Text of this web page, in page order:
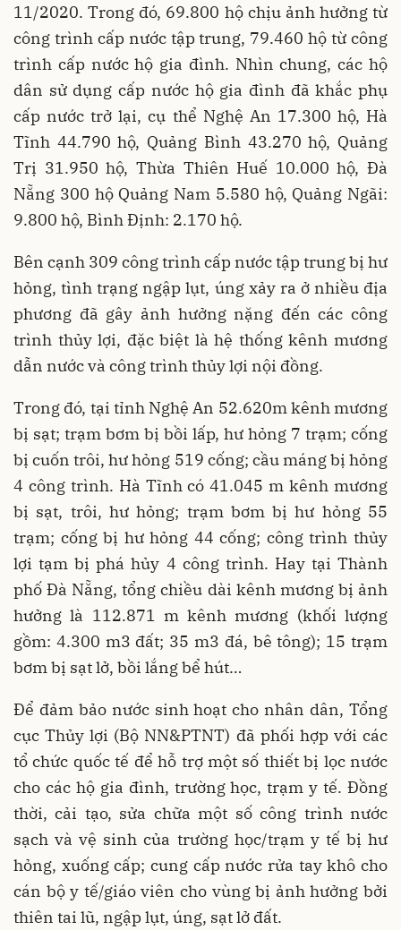
11/2020. Trong đó, 69.800 hộ chịu ảnh hưởng từ
công trình cấp nước tập trung, 79.460 hộ từ công
trình cấp nước hộ gia đình. Nhìn chung, các hộ
dân sử dụng cấp nước hộ gia đình đã khắc phụ
cấp nước trở lại, cụ thể Nghệ An 17.300 hộ, Hà
Tĩnh 44.790 hộ, Quảng Bình 43.270 hộ, Quảng
Trị 31.950 hộ, Thừa Thiên Huế 10.000 hộ, Đà
Nẵng 300 hộ Quảng Nam 5.580 hộ, Quảng Ngãi:
9.800 hộ, Bình Định: 2.170 hộ.
Bên cạnh 309 công trình cấp nước tập trung bị hư
hỏng, tình trạng ngập lụt, úng xảy ra ở nhiều địa
phương đã gây ảnh hưởng nặng đến các công
trình thủy lợi, đặc biệt là hệ thống kênh mương
dẫn nước và công trình thủy lợi nội đồng.
Trong đó, tại tỉnh Nghệ An 52.620m kênh mương
bị sạt; trạm bơm bị bồi lấp, hư hỏng 7 trạm; cống
bị cuốn trôi, hư hỏng 519 cống; cầu máng bị hỏng
4 công trình. Hà Tĩnh có 41.045 m kênh mương
bị sạt, trôi, hư hỏng; trạm bơm bị hư hỏng 55
trạm; cống bị hư hỏng 44 cống; công trình thủy
lợi tạm bị phá hủy 4 công trình. Hay tại Thành
phố Đà Nẵng, tổng chiều dài kênh mương bị ảnh
hưởng là 112.871 m kênh mương (khối lượng
gồm: 4.300 m3 đất; 35 m3 đá, bê tông); 15 trạm
bơm bị sạt lở, bồi lắng bể hút…
Để đảm bảo nước sinh hoạt cho nhân dân, Tổng
cục Thủy lợi (Bộ NN&PTNT) đã phối hợp với các
tổ chức quốc tế để hỗ trợ một số thiết bị lọc nước
cho các hộ gia đình, trường học, trạm y tế. Đồng
thời, cải tạo, sửa chữa một số công trình nước
sạch và vệ sinh của trường học/trạm y tế bị hư
hỏng, xuống cấp; cung cấp nước rửa tay khô cho
cán bộ y tế/giáo viên cho vùng bị ảnh hưởng bởi
thiên tai lũ, ngập lụt, úng, sạt lở đất.